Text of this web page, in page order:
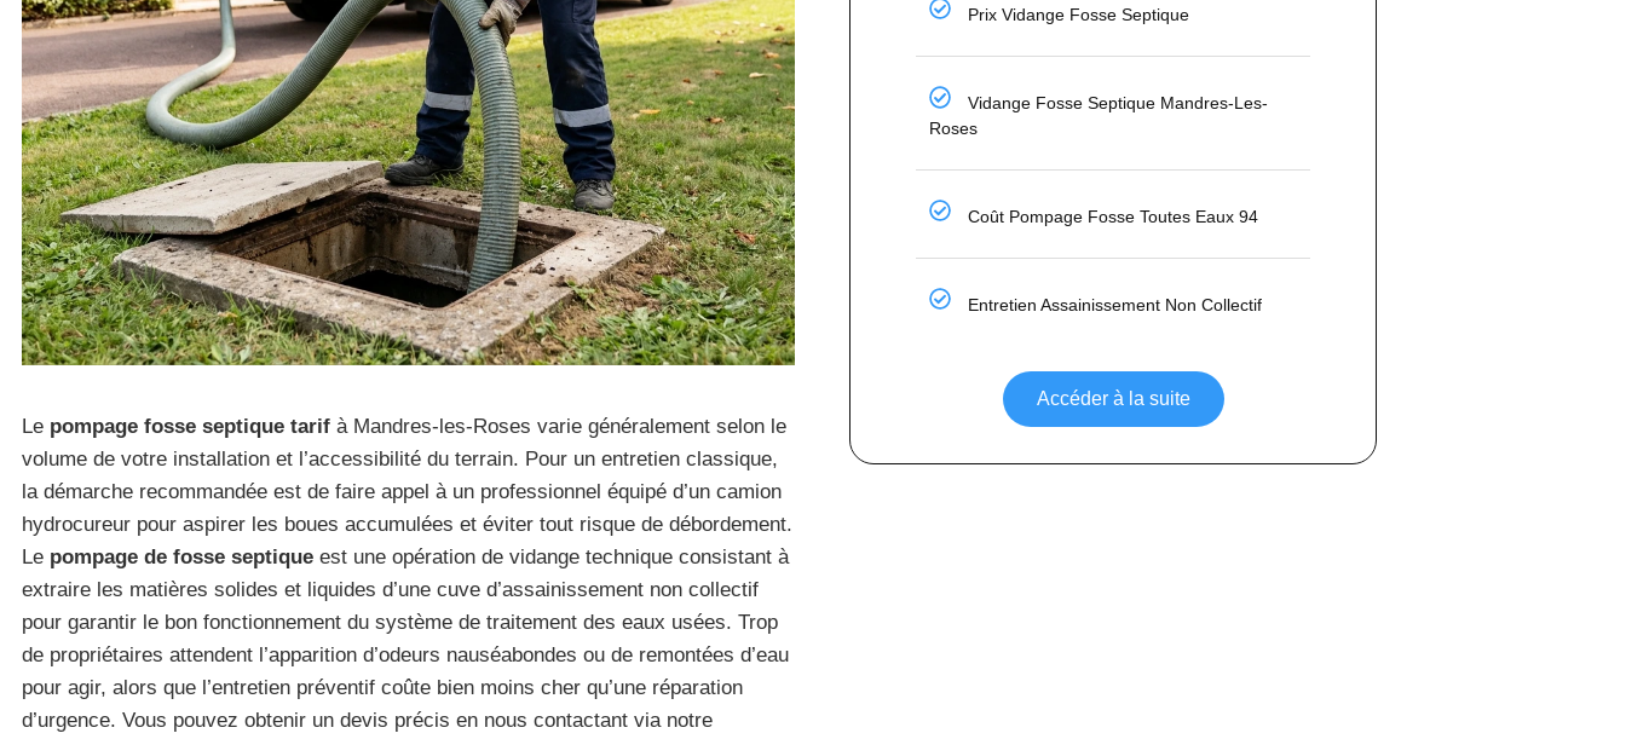
Le pompage fosse septique tarif à Mandres-les-Roses varie généralement selon le
volume de votre installation et l’accessibilité du terrain. Pour un entretien classique,
la démarche recommandée est de faire appel à un professionnel équipé d’un camion
hydrocureur pour aspirer les boues accumulées et éviter tout risque de débordement.
Le pompage de fosse septique est une opération de vidange technique consistant à
extraire les matières solides et liquides d’une cuve d’assainissement non collectif
pour garantir le bon fonctionnement du système de traitement des eaux usées. Trop
de propriétaires attendent l’apparition d’odeurs nauséabondes ou de remontées d’eau
pour agir, alors que l’entretien préventif coûte bien moins cher qu’une réparation
d’urgence. Vous pouvez obtenir un devis précis en nous contactant via notre
Prix Vidange Fosse Septique
Vidange Fosse Septique Mandres-Les-
Roses
Coût Pompage Fosse Toutes Eaux 94
Entretien Assainissement Non Collectif
Accéder à la suite